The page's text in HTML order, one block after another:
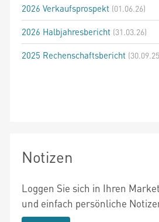
2026 Verkaufsprospekt (01.06.26)
2026 Halbjahresbericht (31.03.26)
2025 Rechenschaftsbericht
Notizen
Loggen Sie sich in Ihren
und einfach persönliche